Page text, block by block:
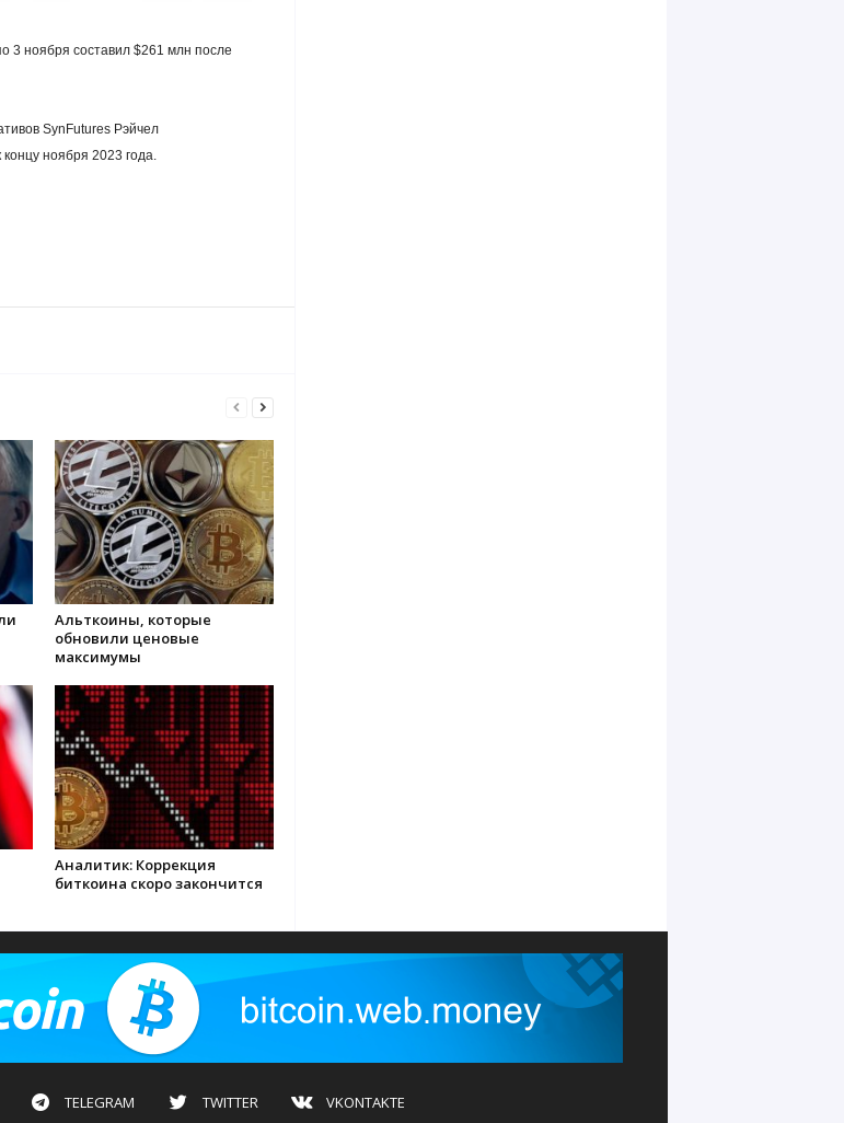
3 ноября составил $261 млн после
SynFutures Рэйчел
ноября 2023 года.
Альткоины, которые
обновили ценовые
максимумы
Аналитик: Коррекция
биткоина скоро закончится
TELEGRAM TWITTER VKONTAKTE